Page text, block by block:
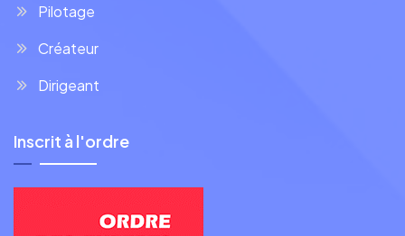
Pilotage
Créateur
Dirigeant
Inscrit à l'ordre